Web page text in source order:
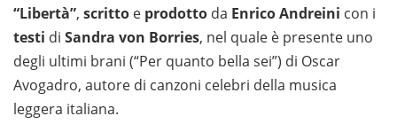
“Libertà”, scritto e prodotto da Enrico Andreini con i
testi di Sandra von Borries, nel quale è presente uno
degli ultimi brani (“Per quanto bella sei”) di Oscar
Avogadro, autore di canzoni celebri della musica
leggera italiana.